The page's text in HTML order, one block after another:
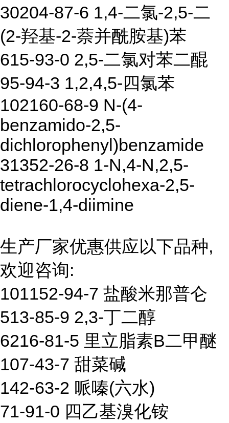
30204-87-6 1,4-二氯-2,5-二
(2-羟基-2-萘并酰胺基)苯
615-93-0 2,5-二氯对苯二醌
95-94-3 1,2,4,5-四氯苯
102160-68-9 N-(4-
benzamido-2,5-
dichlorophenyl)benzamide
31352-26-8 1-N,4-N,2,5-
tetrachlorocyclohexa-2,5-
diene-1,4-diimine
生产厂家优惠供应以下品种,
欢迎咨询:
101152-94-7 盐酸米那普仑
513-85-9 2,3-丁二醇
6216-81-5 里立脂素B二甲醚
107-43-7 甜菜碱
142-63-2 哌嗪(六水)
71-91-0 四乙基溴化铵